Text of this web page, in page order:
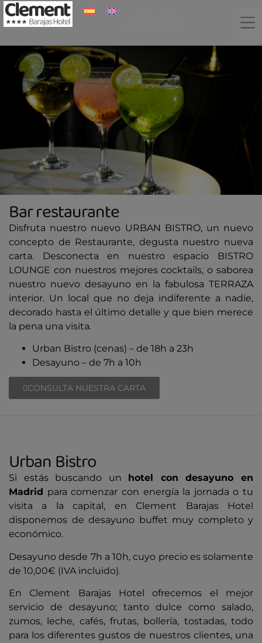
Bar restaurante
Disfruta nuestro nuevo URBAN BISTRO, un nuevo
concepto de Restaurante, degusta nuestro nueva
carta. Desconecta en nuestro espacio BISTRO
LOUNGE con nuestros mejores cocktails, o saborea
nuestro nuevo desayuno en la fabulosa TERRAZA
interior. Un local que no deja indiferente a nadie,
decorado hasta el último detalle y que bien merece
la pena una visita.
Urban Bistro (cenas) – de 18h a 23h
Desayuno – de 7h a 10h
CONSULTA NUESTRA CARTA
Urban Bistro
Si estás buscando un
hotel con desayuno en
Madrid para comenzar con energía la jornada o tu
visita a la capital, en Clement Barajas Hotel
disponemos de desayuno buffet muy completo y
económico.
Desayuno desde 7h a 10h, cuyo precio es solamente
de 10,00€ (IVA incluido).
En Clement Barajas Hotel ofrecemos el mejor
servicio de desayuno; tanto dulce como salado,
zumos, leche, cafés, frutas, bollería, tostadas, todo
para los diferentes gustos de nuestros clientes, una